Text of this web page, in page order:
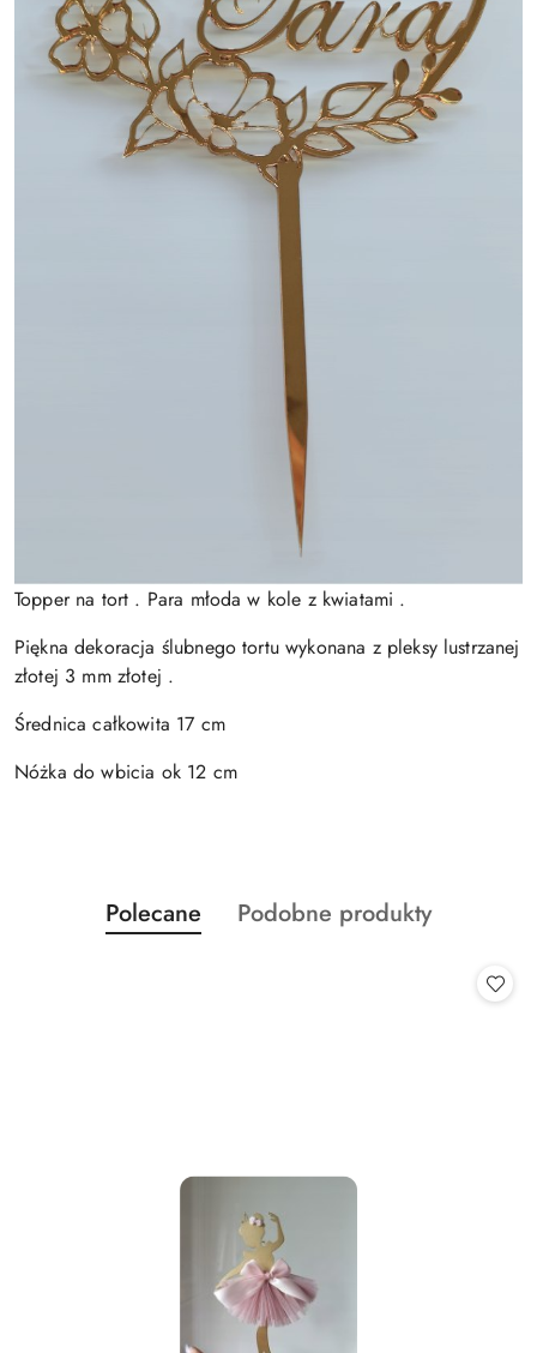
Topper na tort . Para młoda w kole z kwiatami .
Piękna dekoracja ślubnego tortu wykonana z pleksy lustrzanej
złotej 3 mm złotej .
Średnica całkowita 17 cm
Nóżka do wbicia ok 12 cm
Pomiń karuzelę produktów
Produkty
o
Polecane
Produkty
Podobne produkty